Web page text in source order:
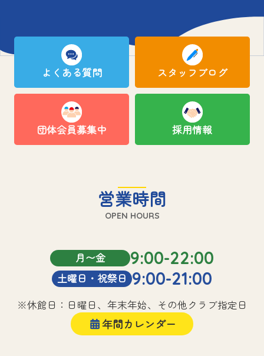
よくある質問 スタッフブログ
団体会員募集中 採用情報
営業時間
OPEN HOURS
月〜金 9:00-22:00
土曜日・祝祭日 9:00-21:00
※休館日：日曜日、年末年始、その他クラブ指定日
年間カレンダー